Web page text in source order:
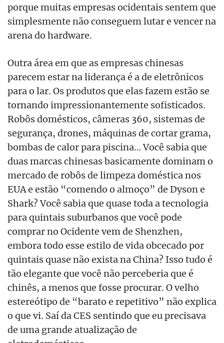
porque muitas empresas ocidentais sentem que
simplesmente não conseguem lutar e vencer na
arena do hardware.
Outra área em que as empresas chinesas
parecem estar na liderança é a de eletrônicos
para o lar. Os produtos que elas fazem estão se
tornando impressionantemente sofisticados.
Robôs domésticos, câmeras 360, sistemas de
segurança, drones, máquinas de cortar grama,
bombas de calor para piscina… Você sabia que
duas marcas chinesas basicamente dominam o
mercado de robôs de limpeza doméstica nos
EUA e estão “comendo o almoço” de Dyson e
Shark? Você sabia que quase toda a tecnologia
para quintais suburbanos que você pode
comprar no Ocidente vem de Shenzhen,
embora todo esse estilo de vida obcecado por
quintais quase não exista na China? Isso tudo é
tão elegante que você não perceberia que é
chinês, a menos que fosse procurar. O velho
estereótipo de “barato e repetitivo” não explica
o que vi. Saí da CES sentindo que eu precisava
de uma grande atualização de